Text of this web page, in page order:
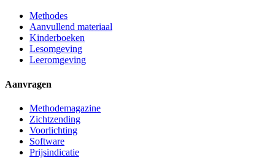
Methodes
Aanvullend materiaal
Kinderboeken
Lesomgeving
Leeromgeving
Aanvragen
Methodemagazine
Zichtzending
Voorlichting
Software
Prijsindicatie